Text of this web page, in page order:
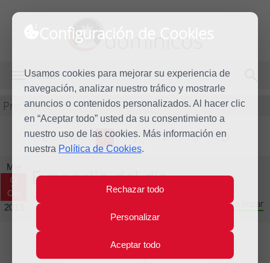
Configuración de Cookies
Usamos cookies para mejorar su experiencia de
navegación, analizar nuestro tráfico y mostrarle
anuncios o contenidos personalizados. Al hacer clic
en “Aceptar todo” usted da su consentimiento a
nuestro uso de las cookies. Más información en
nuestra Política de Cookies.
Rechazar todo
Personalizar
Aceptar todo
dominicos
MENÚ
Predicación
L M X J V S D
Mié
9
Oct
2013
Evangelio del día
Vigésimo séptima semana del Tiempo Ordinario - Año Impar
Lecturas del día y comentario